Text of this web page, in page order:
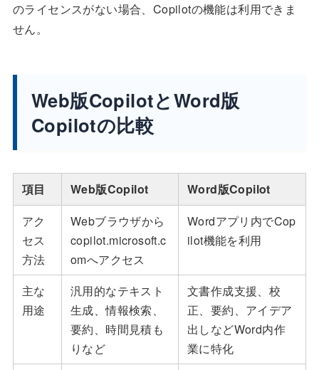
のライセンスがない場合、Copilotの機能は利用できま
せん。
Web版CopilotとWord版
Copilotの比較
項目 Web版Copilot
Word版Copilot
アク
セス
方法
Webブラウザから
copilot.microsoft.c
omへアクセス
Wordアプリ内でCop
ilot機能を利用
主な
用途
汎用的なテキスト
生成、情報検索、
要約、時間見積も
りなど
文書作成支援、校
正、要約、アイデア
出しなどWord内作
業に特化